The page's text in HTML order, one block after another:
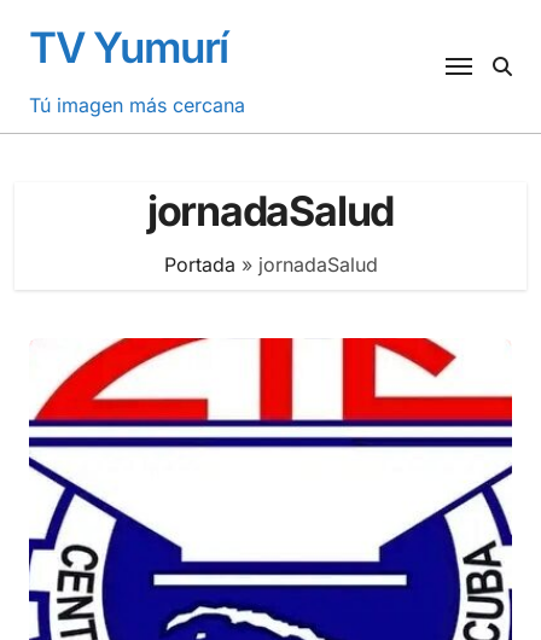
contenido
TV Yumurí
Tú imagen más cercana
jornadaSalud
Portada » jornadaSalud